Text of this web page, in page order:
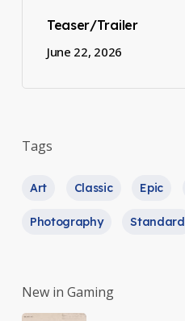
Teaser/Trailer
June 22, 2026
Tags
Art Classic Epic
Photography Standard
New in Gaming